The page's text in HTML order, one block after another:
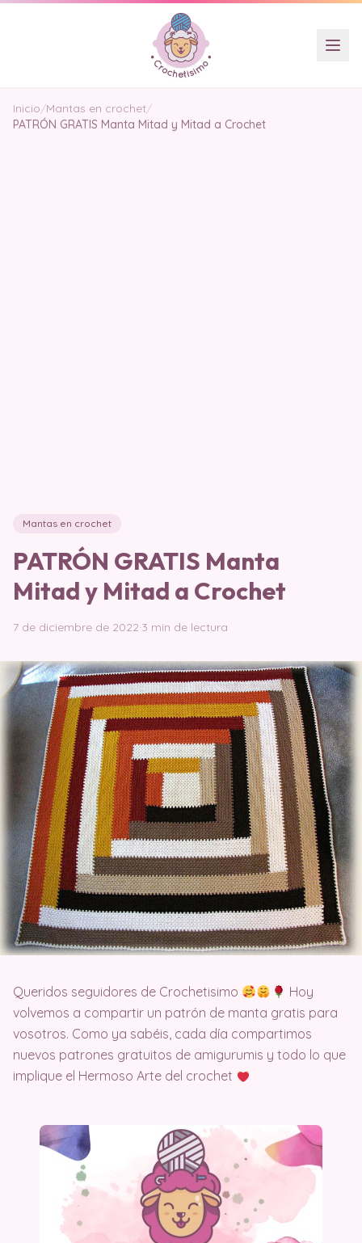
Inicio/Mantas en crochet/
PATRÓN GRATIS Manta Mitad y Mitad a Crochet
Mantas en crochet
PATRÓN GRATIS Manta
Mitad y Mitad a Crochet
7 de diciembre de 2022·3 min de lectura
Queridos seguidores de Crochetisimo
Hoy
volvemos a compartir un patrón de manta gratis para
vosotros. Como ya sabéis, cada día compartimos
nuevos patrones gratuitos de amigurumis y todo lo que
implique el Hermoso Arte del crochet